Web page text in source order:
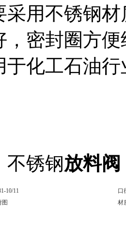
采用不锈钢
，密封圈方
于化工石油行
不锈钢放料阀
10/11
口
图 材